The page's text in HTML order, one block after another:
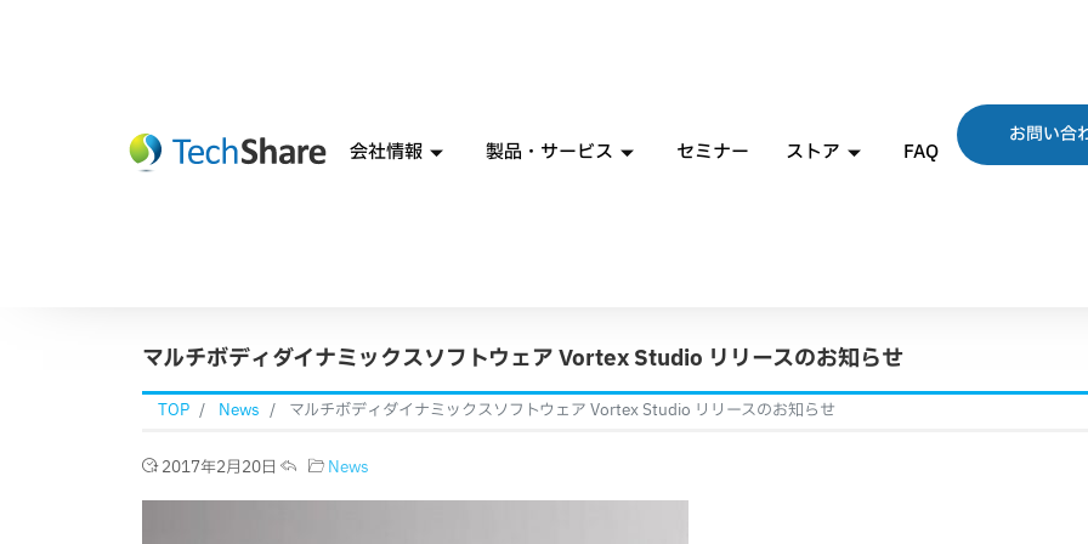
会社情報 製品・サービス セミナー ストア FAQ
お問い合
マルチボディダイナミックスソフトウェア Vortex Studio リリースのお知らせ
TOP News マルチボディダイナミックスソフトウェア Vortex Studio リリースのお知らせ
2017年2月20日 News